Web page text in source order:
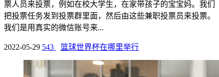
票人员来投票，例如在校大学生，在家带孩子的宝宝妈。我们
把投票任务发到投票群里面，然后由这些兼职投票员来投票。
我们是用真实的微信账号来...
2022-05-29 543 篮球世界杯在哪里举行